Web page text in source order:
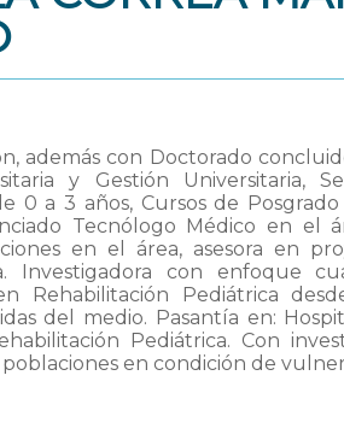
además con Doctorado
y Gestión Universitaria,
0 a 3 años, Cursos de
Tecnólogo Médico en el
en el área, asesora en
Investigadora con enfoque
Rehabilitación Pediátrica
del medio. Pasantía en:
Pediátrica. Con
en condición de